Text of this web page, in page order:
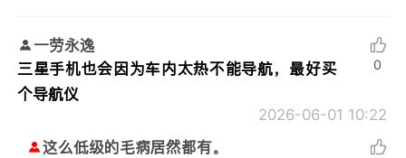
一劳永逸
三星手机也会因为车内太热不能导航，最好买
个导航仪
2026-06-01 10:22
0
这么低级的毛病居然都有。